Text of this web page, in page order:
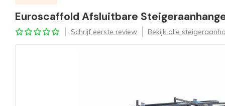
Euroscaffold Afsluitbare
Schrijf eerste review Bekijk alle